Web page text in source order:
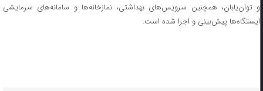
و توان‌یابان، همچنین سرویس‌های بهداشتی، نمازخانه‌ها و سامانه‌های سرمایشی
ایستگاه‌ها پیش‌بینی و اجرا شده است.